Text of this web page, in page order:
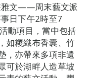
雅文——周末藝文派
日下午2時至7
動項目，當中包括
如糭織布香囊、竹
，亦帶來多項非遺
可於湖畔人造草坡